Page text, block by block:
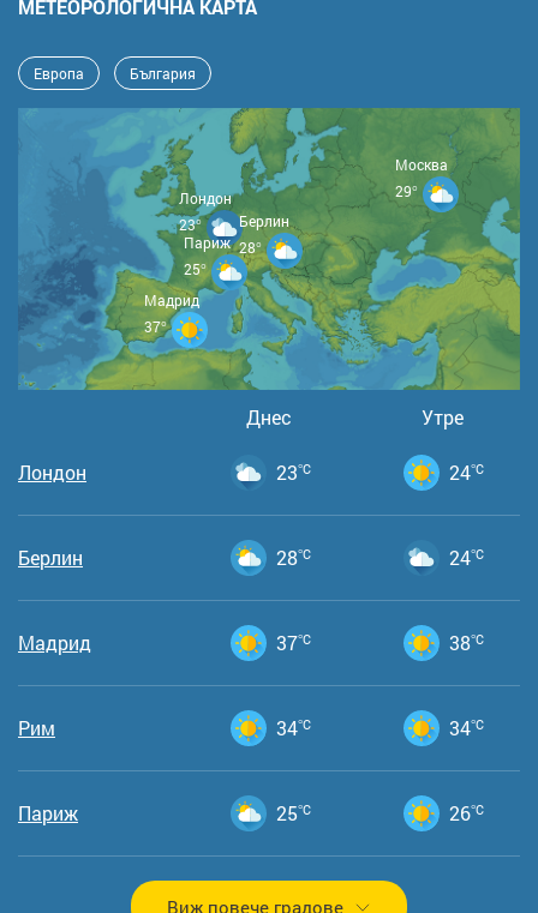
MЕТЕОРОЛОГИЧНА КАРТА
Европа България
Лондон
23°
Берлин
28°
Мадрид
37°
Париж
25°
Москва
29°
Днес Утре
Лондон 23°C 24°C
Берлин 28°C 24°C
Мадрид 37°C 38°C
Рим 34°C 34°C
Париж 25°C 26°C
Виж повече градове